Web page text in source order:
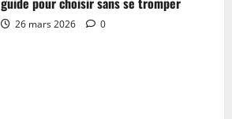
26 mars 2026 0